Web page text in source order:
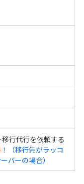
行代行を依頼する
！（移行先がラッコ
バーの場合）